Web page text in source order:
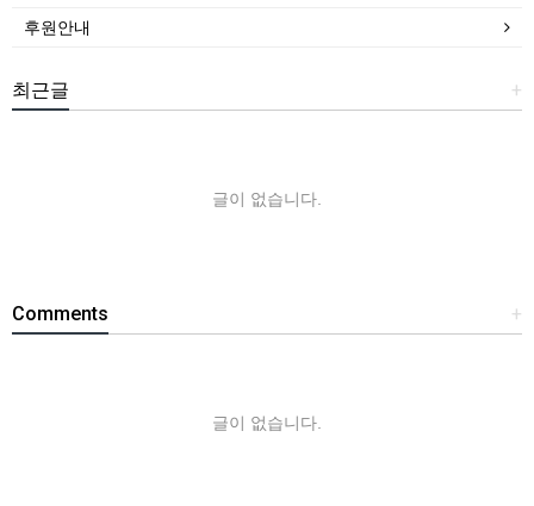
후원안내
+
최근글
글이 없습니다.
+
Comments
글이 없습니다.